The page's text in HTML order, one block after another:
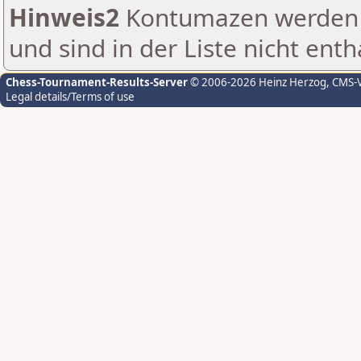
Hinweis2 Kontumazen
und sind in der Liste nicht
Chess-Tournament-Results-Server© 2006-2026 Heinz Herzog,
Legal details/Terms of use